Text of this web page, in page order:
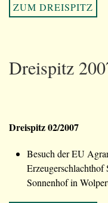
ZUM DREISPITZ
Dreispitz
Dreispitz 02/2007
Besuch der EU
Sonnenhof in